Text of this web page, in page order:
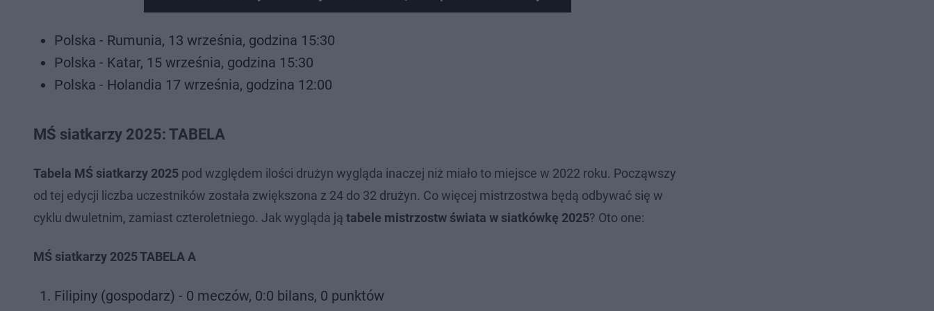
Polska - Rumunia, 13 września, godzina 15:30
Polska - Katar, 15 września, godzina 15:30
Polska - Holandia 17 września, godzina 12:00
MŚ siatkarzy 2025: TABELA
Tabela MŚ siatkarzy 2025 pod względem ilości drużyn wygląda inaczej niż miało to miejsce w 2022 roku. Począwszy
od tej edycji liczba uczestników została zwiększona z 24 do 32 drużyn. Co więcej mistrzostwa będą odbywać się w
cyklu dwuletnim, zamiast czteroletniego. Jak wygląda ją tabele mistrzostw świata w siatkówkę 2025? Oto one:
MŚ siatkarzy 2025 TABELA A
Filipiny (gospodarz) - 0 meczów, 0:0 bilans, 0 punktów